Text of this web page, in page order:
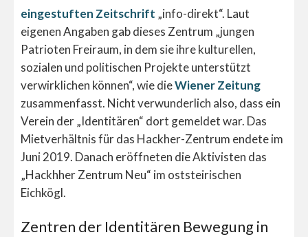
eingestuften Zeitschrift „info-direkt“. Laut
eigenen Angaben gab dieses Zentrum „jungen
Patrioten Freiraum, in dem sie ihre kulturellen,
sozialen und politischen Projekte unterstützt
verwirklichen können“, wie dieWiener Zeitung
zusammenfasst. Nicht verwunderlich also, dass ein
Verein der „Identitären“ dort gemeldet war. Das
Mietverhältnis für das Hackher-Zentrum endete im
Juni 2019. Danach eröffneten die Aktivisten das
„Hackhher Zentrum Neu“ im oststeirischen
Eichkögl.
Zentren der Identitären Bewegung in